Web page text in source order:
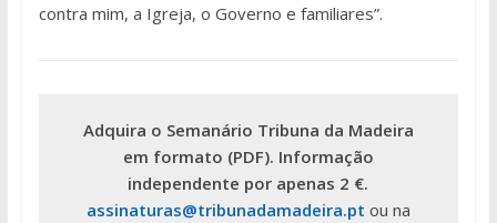
contra mim, a Igreja, o Governo e familiares”.
Adquira o Semanário Tribuna da Madeira
em formato (PDF). Informação
independente por apenas 2 €.
assinaturas@tribunadamadeira.pt ou na